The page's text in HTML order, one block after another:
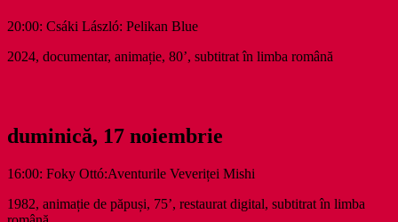
20:00: Csáki László: Pelikan Blue
2024, documentar, animație, 80’, subtitrat în limba română
duminică, 17 noiembrie
16:00: Foky Ottó:Aventurile Veveriței Mishi
1982, animație de păpuși, 75’, restaurat digital, subtitrat în limba